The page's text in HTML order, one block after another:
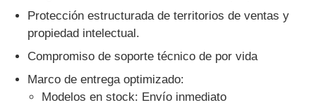
Protección estructurada de territorios de ventas y
propiedad intelectual.
Compromiso de soporte técnico de por vida
Marco de entrega optimizado:
Modelos en stock: Envío inmediato